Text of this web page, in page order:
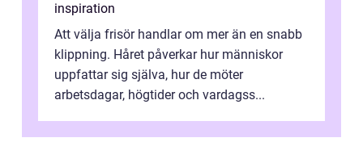
inspiration
Att välja frisör handlar om mer än en snabb
klippning. Håret påverkar hur människor
uppfattar sig själva, hur de möter
arbetsdagar, högtider och vardagss...